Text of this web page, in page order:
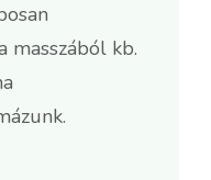
masszából kb.